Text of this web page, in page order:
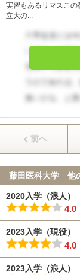
実習もあるリマスこ
立大の...
前へ
藤田医科大学 他
2020入学（浪人）
4.0
2023入学（現役）
4.0
2023入学（浪人）